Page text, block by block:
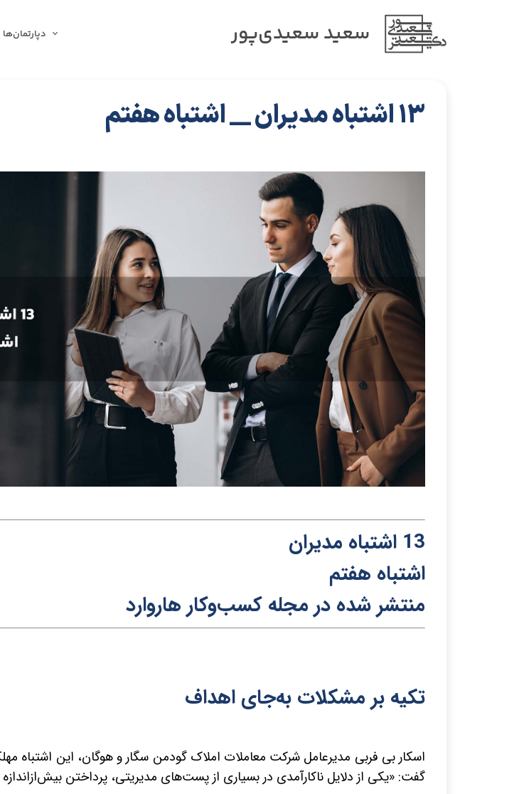
سعید سعیدی‌پور دپارتمان‌ها
13 اشتباه مدیران __ اشتباه هفتم
13 ا شتباه مدیران
اشتباه هفتم
منتشر شده در مجله کسب‌و‌کار هاروارد
تکیه بر مشکلات به‌جای اهداف
اسکار بی فربی مدیرعامل شرکت معاملات املاک گودمن سگار و هوگان، این اشتباه
گفت: «یکی از دلایل ناکارآمدی در بسیاری از پست‌های مدیریتی، پرداختن